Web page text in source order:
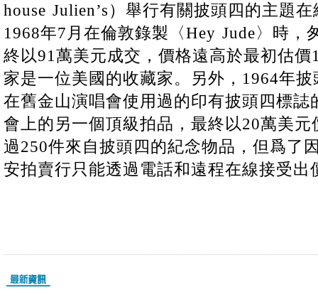
house Julien’s）舉行有關披頭四的主題
1968年7月在倫敦錄製〈Hey Jude〉時，
終以91萬美元成交，價格遠高於最初估
家是一位美國的收藏家。另外，1964年
在舊金山演唱會使用過的印有披頭四標誌
會上的另一個頂級拍品，最終以20萬美
過250件來自披頭四的紀念物品，但爲了
安拍賣行只能透過電話和遠程在線接受出